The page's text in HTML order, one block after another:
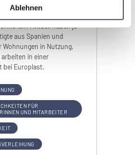
Ablehnen
sich bei der Ankunft
ich? Aktuell haben je
aus Spanien und
Wohnungen in Nutzung,
in einer
bei Europlast.
FÜR
UND MITARBEITER